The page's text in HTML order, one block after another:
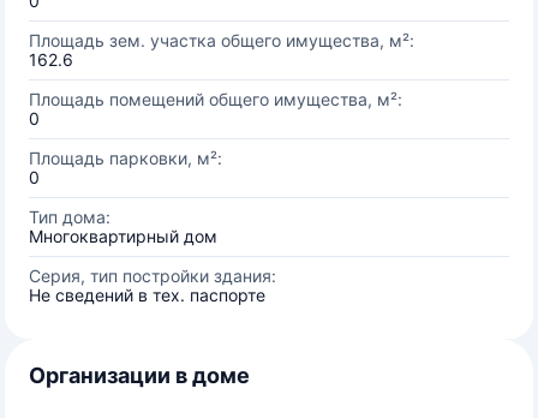
Площадь зем. участка общего имущества, м²:
162.6
Площадь помещений общего имущества, м²:
0
Площадь парковки, м²:
0
Тип дома:
Многоквартирный дом
Серия, тип постройки здания:
Не сведений в тех. паспорте
Организации в доме